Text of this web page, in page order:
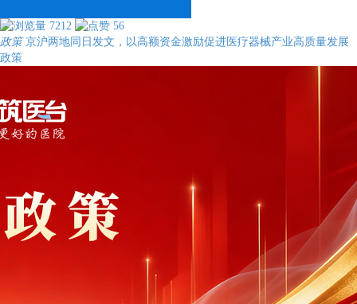
7212
56
政策京沪两地同日发文，以高额资金激励促进医疗器械产业高质量发展
政策